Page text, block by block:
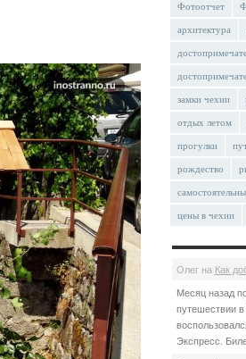
Фотоотчет
архитектура
замки чехии
отдых летом
прогулки
рождество
цены в чехии
Олегна Как
Месяц назад
путешествии
Экспресс.